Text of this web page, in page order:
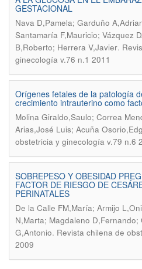
GESTACIONAL
Nava D,Pamela; Garduño
Santamaría F,Mauricio; Vázquez
B,Roberto; Herrera V,Javier.
ginecología v.76 n.1 2011
Orígenes fetales de la patología
crecimiento intrauterino como
Molina Giraldo,Saulo; Correa
Arias,José Luis; Acuña
obstetricia y ginecología v.79 n.6
SOBREPESO Y OBESIDAD
FACTOR DE RIESGO DE
PERINATALES
De la Calle FM,María; Armijo
N,Marta; Magdaleno D,Fernando;
G,Antonio. Revista chilena de
2009